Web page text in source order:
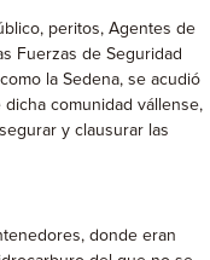
peritos, Agentes de
Fuerzas de Seguridad
la Sedena, se acudió
comunidad vállense,
y clausurar las
donde eran